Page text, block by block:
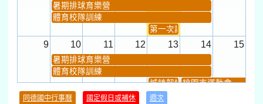
暑期排球育樂營
體育校隊訓練
第一次課發會 (12:30~)
9 10 11 12 13 14 15
暑期排球育樂營
體育校隊訓練
城鎮韌性(防空)演習
桃園市運動會
同德國中行事曆 國定假日或補休 週次